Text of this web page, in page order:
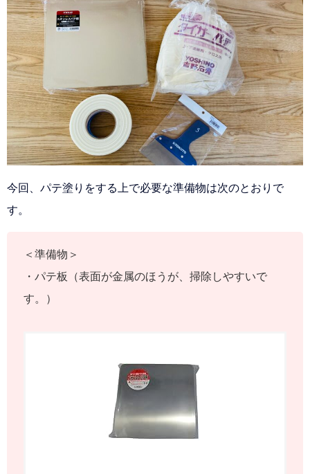
今回、パテ塗りをする上で必要な準備物は次のとおりで
す。
＜準備物＞
・パテ板（表面が金属のほうが、掃除しやすいで
す。）